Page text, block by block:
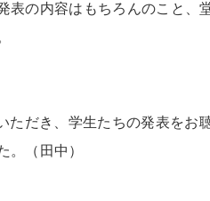
表の内容はもちろんのこと、
ただき、学生たちの発表をお
。（田中）